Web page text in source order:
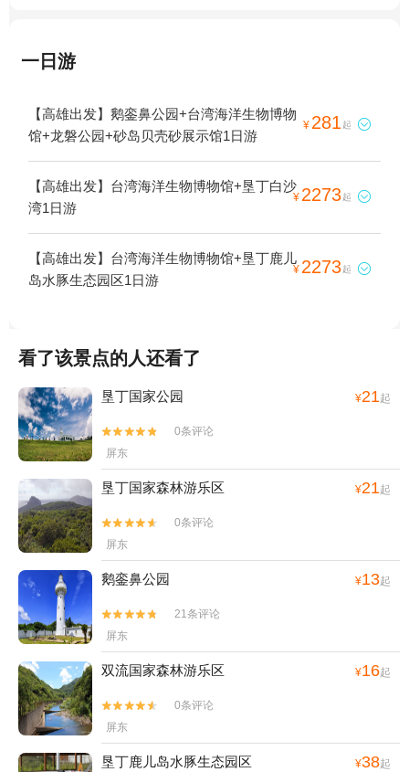
一日游
【高雄出发】鹅銮鼻公园+台湾海洋生物博物
馆+龙磐公园+砂岛贝壳砂展示馆1日游
¥ 281 起 
【高雄出发】台湾海洋生物博物馆+垦丁白沙
湾1日游
¥ 2273起 
【高雄出发】台湾海洋生物博物馆+垦丁鹿儿
岛水豚生态园区1日游
¥ 2273起 
看了该景点的人还看了
垦丁国家公园 ¥21起


0条评论
屏东
垦丁国家森林游乐区 ¥21起


0条评论
屏东
鹅銮鼻公园 ¥13起


21条评论
屏东
双流国家森林游乐区 ¥16起


0条评论
屏东
垦丁鹿儿岛水豚生态园区 ¥38起